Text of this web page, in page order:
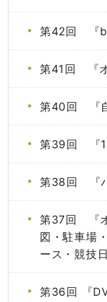
第42回 『
第41回 『オ
第40回 『自
第39回 『
第38回 『
第37回 『
図・駐車場
ース・競技
第36回 『